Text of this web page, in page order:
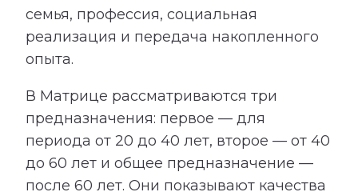
семья, профессия, социальная
реализация и передача накопленного
опыта.
В Матрице рассматриваются три
предназначения: первое — для
периода от 20 до 40 лет, второе — от 40
до 60 лет и общее предназначение —
после 60 лет. Они показывают качества